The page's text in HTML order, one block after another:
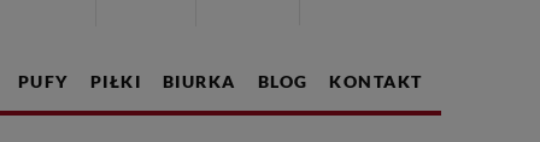
PUFY PIŁKI BIURKA BLOG KONTAKT